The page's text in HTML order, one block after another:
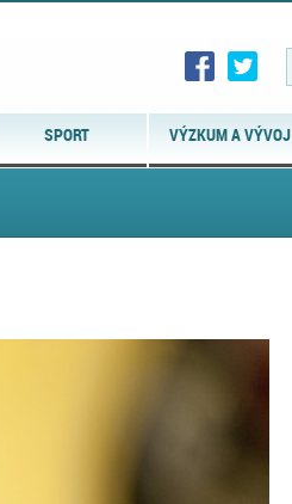
SPORT VÝZKUM A VÝVOJ